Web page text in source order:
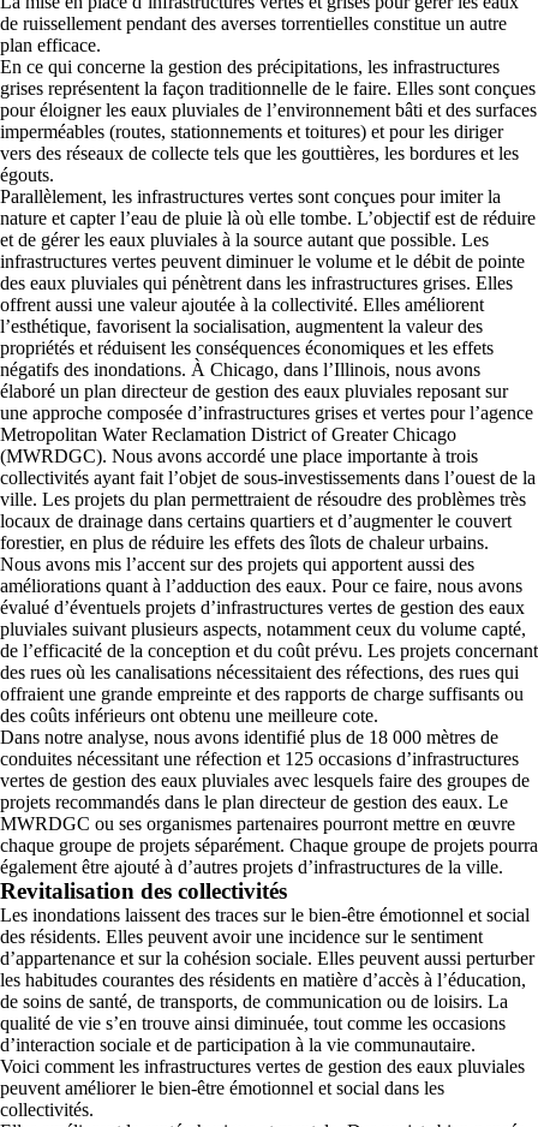
de ruissellement pendant des averses torrentielles constitue un autre
plan efficace.
En ce qui concerne la gestion des précipitations, les infrastructures
grises représentent la façon traditionnelle de le faire. Elles sont conçues
pour éloigner les eaux pluviales de l’environnement bâti et des surfaces
imperméables (routes, stationnements et toitures) et pour les diriger
vers des réseaux de collecte tels que les gouttières, les bordures et les
égouts.
Parallèlement, les infrastructures vertes sont conçues pour imiter la
nature et capter l’eau de pluie là où elle tombe. L’objectif est de réduire
et de gérer les eaux pluviales à la source autant que possible. Les
infrastructures vertes peuvent diminuer le volume et le débit de pointe
des eaux pluviales qui pénètrent dans les infrastructures grises. Elles
offrent aussi une valeur ajoutée à la collectivité. Elles améliorent
l’esthétique, favorisent la socialisation, augmentent la valeur des
propriétés et réduisent les conséquences économiques et les effets
négatifs des inondations. À Chicago, dans l’Illinois, nous avons
élaboré un plan directeur de gestion des eaux pluviales reposant sur
une approche composée d’infrastructures grises et vertes pour l’agence
Metropolitan Water Reclamation District of Greater Chicago
(MWRDGC). Nous avons accordé une place importante à trois
collectivités ayant fait l’objet de sous-investissements dans l’ouest de la
ville. Les projets du plan permettraient de résoudre des problèmes très
locaux de drainage dans certains quartiers et d’augmenter le couvert
forestier, en plus de réduire les effets des îlots de chaleur urbains.
Nous avons mis l’accent sur des projets qui apportent aussi des
améliorations quant à l’adduction des eaux. Pour ce faire, nous avons
évalué d’éventuels projets d’infrastructures vertes de gestion des eaux
pluviales suivant plusieurs aspects, notamment ceux du volume capté,
de l’efficacité de la conception et du coût prévu. Les projets concernant
des rues où les canalisations nécessitaient des réfections, des rues qui
offraient une grande empreinte et des rapports de charge suffisants ou
des coûts inférieurs ont obtenu une meilleure cote.
Dans notre analyse, nous avons identifié plus de 18 000 mètres de
conduites nécessitant une réfection et 125 occasions d’infrastructures
vertes de gestion des eaux pluviales avec lesquels faire des groupes de
projets recommandés dans le plan directeur de gestion des eaux. Le
MWRDGC ou ses organismes partenaires pourront mettre en œuvre
chaque groupe de projets séparément. Chaque groupe de projets pourra
également être ajouté à d’autres projets d’infrastructures de la ville.
Revitalisation des collectivités
Les inondations laissent des traces sur le bien-être émotionnel et social
des résidents. Elles peuvent avoir une incidence sur le sentiment
d’appartenance et sur la cohésion sociale. Elles peuvent aussi perturber
les habitudes courantes des résidents en matière d’accès à l’éducation,
de soins de santé, de transports, de communication ou de loisirs. La
qualité de vie s’en trouve ainsi diminuée, tout comme les occasions
d’interaction sociale et de participation à la vie communautaire.
Voici comment les infrastructures vertes de gestion des eaux pluviales
peuvent améliorer le bien-être émotionnel et social dans les
collectivités.